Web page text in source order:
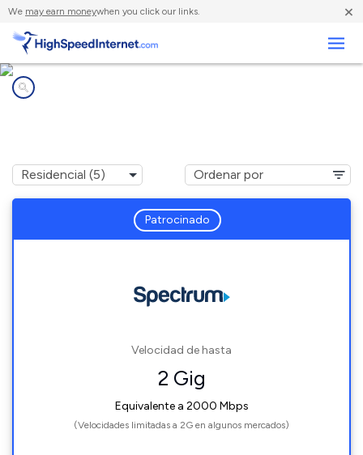
We may earn moneywhen you click our links. ×
Patrocinado
Velocidad de hasta
2 Gig
Equivalente a 2000 Mbps
(Velocidades limitadas a 2G en algunos mercados)